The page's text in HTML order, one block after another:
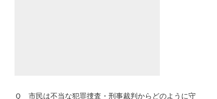
Ｑ 市民は不当な犯罪捜査・刑事裁判からどのように守